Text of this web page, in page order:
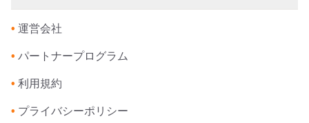
• 運営会社
• パートナープログラム
• 利用規約
• プライバシーポリシー